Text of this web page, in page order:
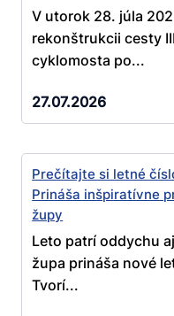
V utorok 28. júla
rekonštrukcii cesty
cyklomosta po...
27.07.2026
Prečítajte si letné
Prináša inšpiratívne
župy
Leto patrí oddychu
župa prináša nové
Tvorí...